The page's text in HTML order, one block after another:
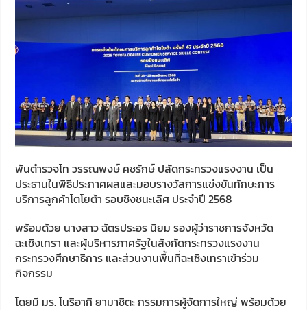
พันตำรวจโท วรรณพงษ์ คชรักษ์ ปลัดกระทรวงแรงงาน เป็น
ประธานในพิธีประกาศผลและมอบรางวัลการแข่งขันทักษะการ
บริการลูกค้าโตโยต้า รอบชิงชนะเลิศ ประจำปี 2568
พร้อมด้วย นางสาว ฉัตรประอร นิยม รองผู้ว่าราชการจังหวัด
ฉะเชิงเทรา และผู้บริหารภาครัฐในสังกัดกระทรวงแรงงาน
กระทรวงศึกษาธิการ และส่วนงานพื้นที่ฉะเชิงเทราเข้าร่วม
กิจกรรม
โดยมี มร. โนริอากิ ยามาชิตะ กรรมการผู้จัดการใหญ่ พร้อมด้วย